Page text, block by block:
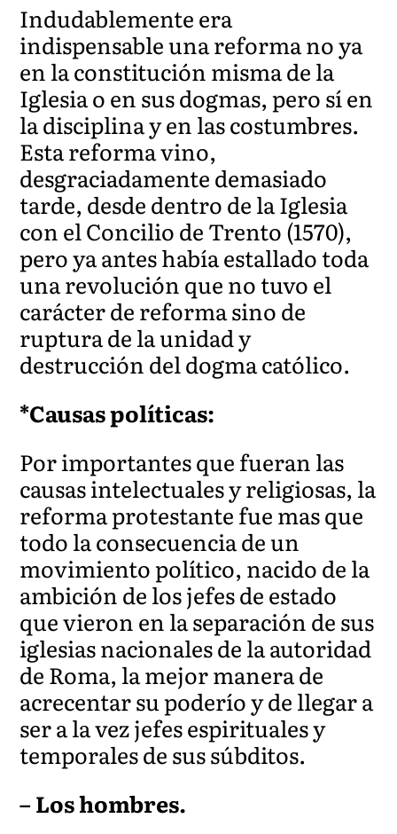
Indudablemente era
indispensable una reforma no ya
en la constitución misma de la
Iglesia o en sus dogmas, pero sí en
la disciplina y en las costumbres.
Esta reforma vino,
desgraciadamente demasiado
tarde, desde dentro de la Iglesia
con el Concilio de Trento (1570),
pero ya antes había estallado toda
una revolución que no tuvo el
carácter de reforma sino de
ruptura de la unidad y
destrucción del dogma católico.
*Causas políticas:
Por importantes que fueran las
causas intelectuales y religiosas, la
reforma protestante fue mas que
todo la consecuencia de un
movimiento político, nacido de la
ambición de los jefes de estado
que vieron en la separación de sus
iglesias nacionales de la autoridad
de Roma, la mejor manera de
acrecentar su poderío y de llegar a
ser a la vez jefes espirituales y
temporales de sus súbditos.
– Los hombres.